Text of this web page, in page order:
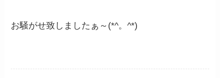
お騒がせ致しましたぁ～(*^。^*)